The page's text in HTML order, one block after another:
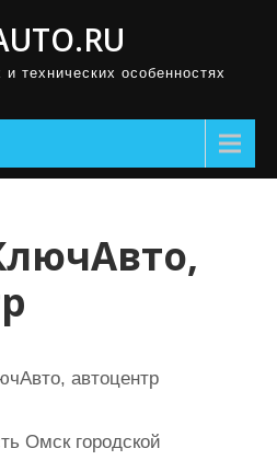
технических особенностях
автоцентр
Омск городской